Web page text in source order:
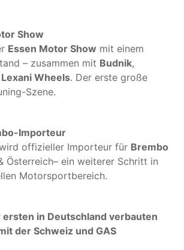
Show
Essen Motor Show mit einem
– zusammen mit Budnik,
Lexani Wheels. Der erste große
Szene.
Importeur
offizieller Importeur für Brembo
Österreich– ein weiterer Schritt in
Motorsportbereich.
in Deutschland verbauten
der Schweiz und GAS